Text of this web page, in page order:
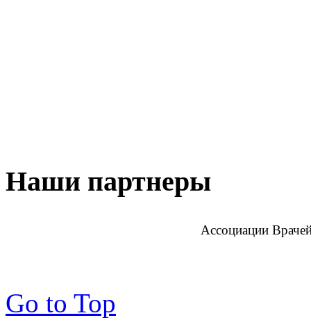
Наши партнеры
Ассоциации
Go to Top